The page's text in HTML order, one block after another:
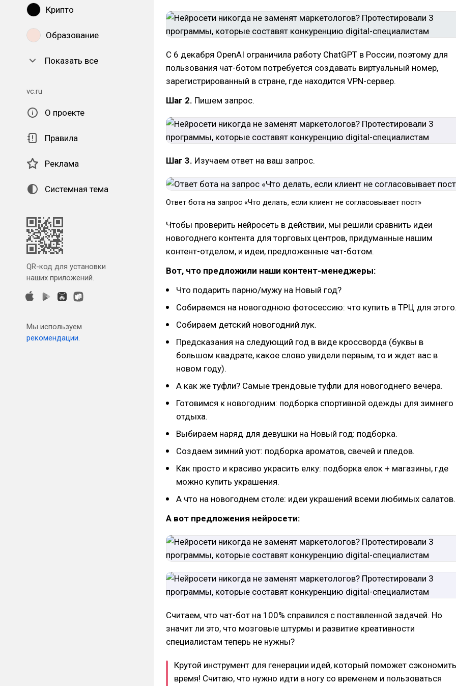
Крипто
Образование
Показать все
vc.ru
О проекте
Правила
Реклама
Системная тема
QR-код для установки
наших приложений.
Мы используем
рекомендации.
С 6 декабря OpenAI ограничила работу ChatGPT в России, поэтому для
пользования чат-ботом потребуется создавать виртуальный номер,
зарегистрированный в стране, где находится VPN-сервер.
Шаг 2. Пишем запрос.
Шаг 3. Изучаем ответ на ваш запрос.
Ответ бота на запрос «Что делать, если клиент не согласовывает пост»
Чтобы проверить нейросеть в действии, мы решили сравнить идеи
новогоднего контента для торговых центров, придуманные нашим
контент-отделом, и идеи, предложенные чат-ботом.
Вот, что предложили наши контент-менеджеры:
Что подарить парню/мужу на Новый год?
Собираемся на новогоднюю фотосессию: что купить в ТРЦ для
Собираем детский новогодний лук.
Предсказания на следующий год в виде кроссворда (буквы в
большом квадрате, какое слово увидели первым, то и ждет вас в
новом году).
А как же туфли? Самые трендовые туфли для новогоднего вечера.
Готовимся к новогодним: подборка спортивной одежды для зимнего
отдыха.
Выбираем наряд для девушки на Новый год: подборка.
Создаем зимний уют: подборка ароматов, свечей и пледов.
Как просто и красиво украсить елку: подборка елок + магазины, где
можно купить украшения.
А что на новогоднем столе: идеи украшений всеми любимых салатов.
А вот предложения нейросети:
Считаем, что чат-бот на 100% справился с поставленной задачей. Но
значит ли это, что мозговые штурмы и развитие креативности
специалистам теперь не нужны?
Крутой инструмент для генерации идей, который поможет сэкономить
время! Считаю, что нужно идти в ногу со временем и пользоваться